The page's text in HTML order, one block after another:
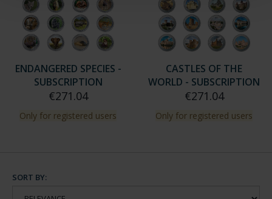
ENDANGERED SPECIES -
SUBSCRIPTION
€271.04
Only for registered users
CASTLES OF THE
WORLD - SUBSCRIPTION
€271.04
Only for registered users
SORT BY: